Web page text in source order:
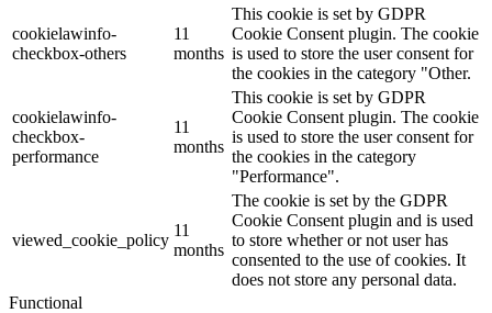
cookielawinfo-
checkbox-others
11
months
This cookie is set by GDPR
Cookie Consent plugin. The cookie
is used to store the user consent for
the cookies in the category "Other.
cookielawinfo-
checkbox-
performance
11
months
This cookie is set by GDPR
Cookie Consent plugin. The cookie
is used to store the user consent for
the cookies in the category
"Performance".
viewed_cookie_policy
11
months
The cookie is set by the GDPR
Cookie Consent plugin and is used
to store whether or not user has
consented to the use of cookies. It
does not store any personal data.
Functional